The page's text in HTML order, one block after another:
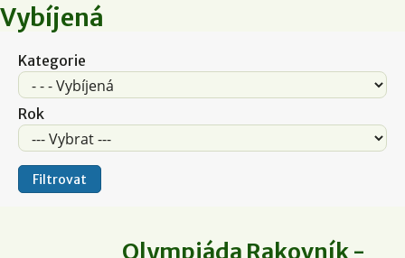
Vybíjená
Kategorie
Rok
Olympiáda Rakovník -